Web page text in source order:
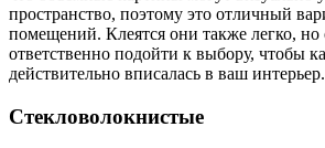
пространство, поэтому это отличный
помещений. Клеятся они также легко, но
ответственно подойти к выбору, чтобы
действительно вписалась в ваш интерьер.
Стекловолокнистые